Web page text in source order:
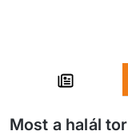
Most a halál